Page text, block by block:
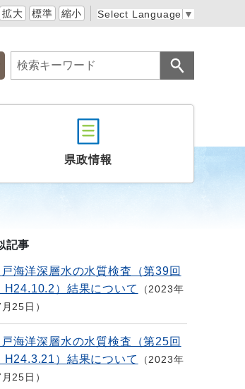
拡大 標準 縮小 Select Language ▼
県政情報
記事
海洋深層水の水質検査（第39回
H24.10.2）結果について
2023年
25日
海洋深層水の水質検査（第25回
H24.3.21）結果について
2023年
25日